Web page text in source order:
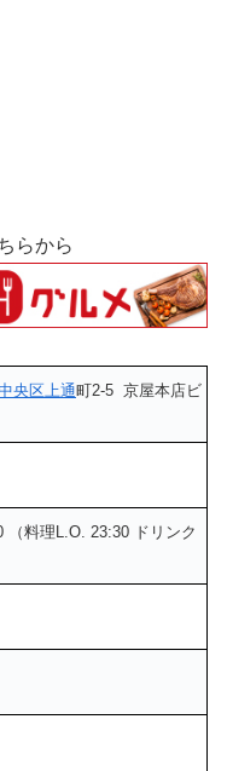
らから
央区上通町2-5 京屋本店ビ
（料理L.O. 23:30 ドリンク